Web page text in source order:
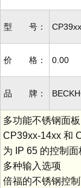
型 号：
价 格： 0.00
品 牌：
多功能不锈钢面
CP39xx-14xx 和
为 IP 65 的控制
多种输入选项
倍福的不锈钢控